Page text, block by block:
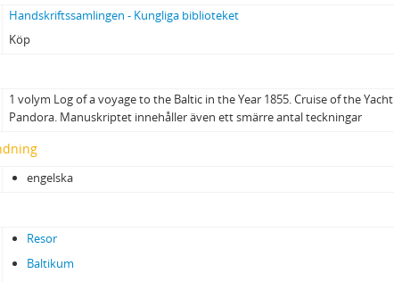
Handskriftssamlingen - Kungliga biblioteket
Köp
1 volym Log of a voyage to the Baltic in the Year 1855. Cruise of the Yacht
Pandora. Manuskriptet innehåller även ett smärre antal teckningar
engelska
Resor
Baltikum